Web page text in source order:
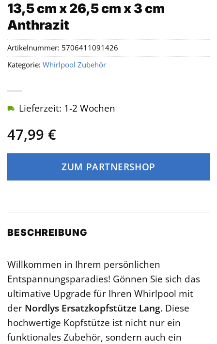
13,5 cm x 26,5 cm x 3 cm
Anthrazit
47,99 €
Lieferzeit: 1-2 Wochen
ZUM PARTNERSHOP
Artikelnummer: 5706411091426
Kategorie: Whirlpool Zubehör
BESCHREIBUNG
Willkommen in Ihrem persönlichen
Entspannungsparadies! Gönnen Sie sich das
ultimative Upgrade für Ihren Whirlpool mit
der Nordlys Ersatzkopfstütze Lang. Diese
hochwertige Kopfstütze ist nicht nur ein
funktionales Zubehör, sondern auch ein